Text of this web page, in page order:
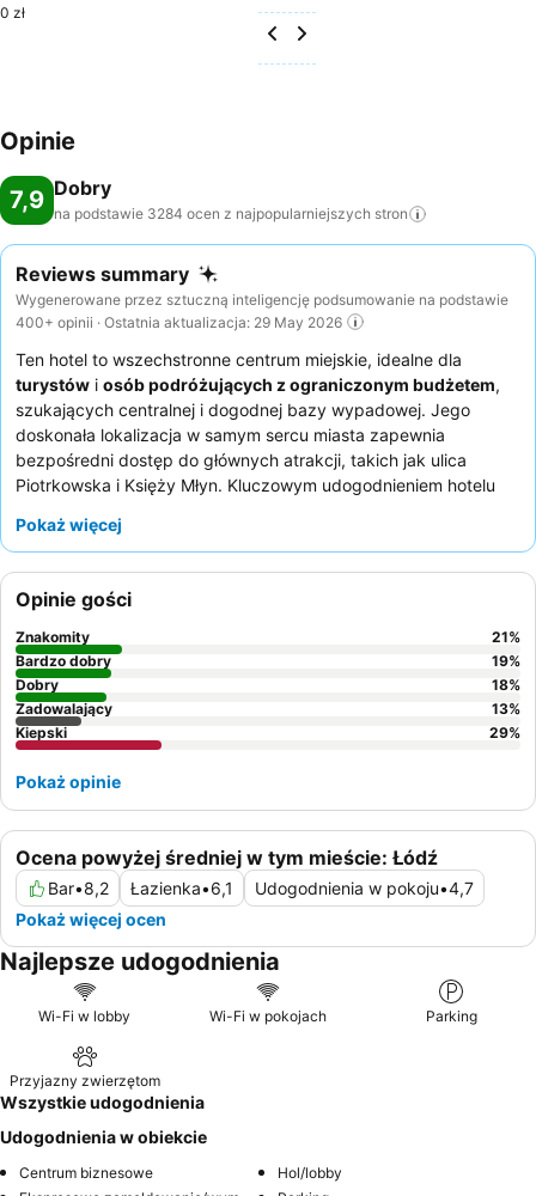
0 zł
Opinie
7,9 Dobry
na podstawie 3284 ocen z najpopularniejszych stron
Reviews summary
Wygenerowane przez sztuczną inteligencję podsumowanie na podstawie
400+ opinii · Ostatnia aktualizacja: 29 May 2026
Ten hotel to wszechstronne centrum miejskie, idealne dla
turystów i osób podróżujących z ograniczonym budżetem,
szukających centralnej i dogodnej bazy wypadowej. Jego
doskonała lokalizacja w samym sercu miasta zapewnia
bezpośredni dostęp do głównych atrakcji, takich jak ulica
Piotrkowska i Księży Młyn. Kluczowym udogodnieniem hotelu
pyszny i urozmaicony wybór na początek dnia. Goście
uprzejmość, szczególnie sprawny zespół recepcji. Aby
zapewnić sobie spokojniejszy pobyt, goście powinni rozważyć
prośbę o pokój z oknami wychodzącymi na stronę przeciwną do
ulicy.
Pokaż więcej
Ocena powyżej średniej w tym mieście: Łódź
Bar•8,2 Łazienka•6,1 Udogodnienia w pokoju•4,7
Pokaż więcej ocen
Opinie gości
Znakomity 21%
Bardzo dobry
19%
Dobry
18%
Zadowalający
13%
Kiepski
29%
Pokaż opinie
Najlepsze udogodnienia
Wi-Fi w lobby Wi-Fi w pokojach Parking
Przyjazny zwierzętom
Wszystkie udogodnienia
Udogodnienia w obiekcie
Centrum biznesowe
Hol/lobby